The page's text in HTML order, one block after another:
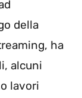
della
ha
alcuni
lavori